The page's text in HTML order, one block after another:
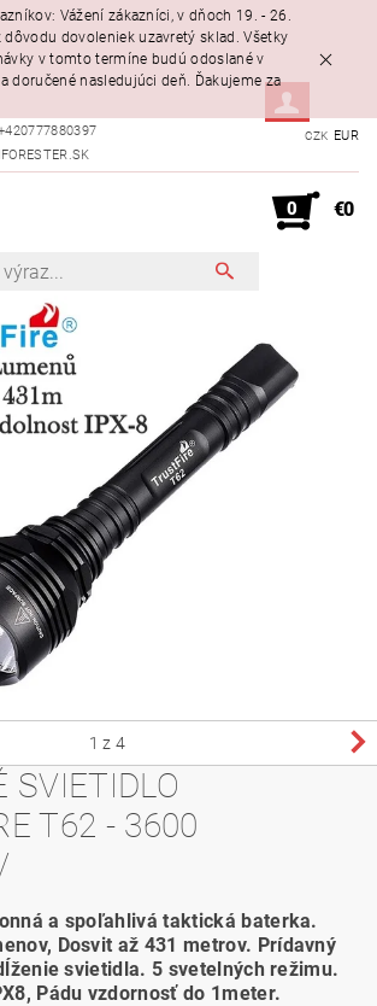
Vážení zákazníci, v dňoch 19. - 26.
dovoleniek uzavretý sklad. Všetky
v tomto termíne budú odoslané v
doručené nasledujúci deň. Ďakujeme za
CZK EUR
0 €0
1 z 4
SVIETIDLO
T62 - 3600
a spoľahlivá taktická baterka.
Dosvit až 431 metrov. Prídavný
svietidla. 5 svetelných režimu.
Pádu vzdornosť do 1meter.